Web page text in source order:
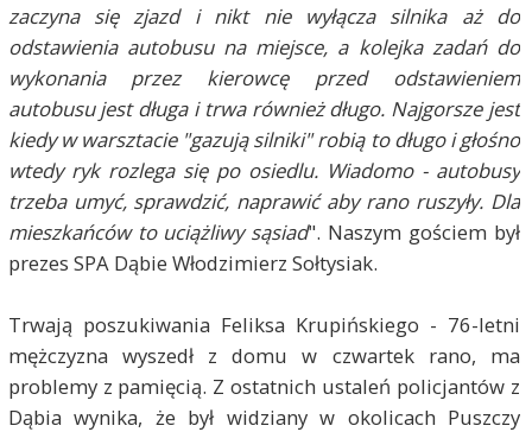
zaczyna się zjazd i nikt nie wyłącza silnika aż do
odstawienia autobusu na miejsce, a kolejka zadań do
wykonania przez kierowcę przed odstawieniem
autobusu jest długa i trwa również długo. Najgorsze jest
kiedy w warsztacie "gazują silniki" robią to długo i głośno
wtedy ryk rozlega się po osiedlu. Wiadomo - autobusy
trzeba umyć, sprawdzić, naprawić aby rano ruszyły. Dla
mieszkańców to uciążliwy sąsiad". Naszym gościem był
prezes SPA Dąbie Włodzimierz Sołtysiak.
Trwają poszukiwania Feliksa Krupińskiego - 76-letni
mężczyzna wyszedł z domu w czwartek rano, ma
problemy z pamięcią. Z ostatnich ustaleń policjantów z
Dąbia wynika, że był widziany w okolicach Puszczy